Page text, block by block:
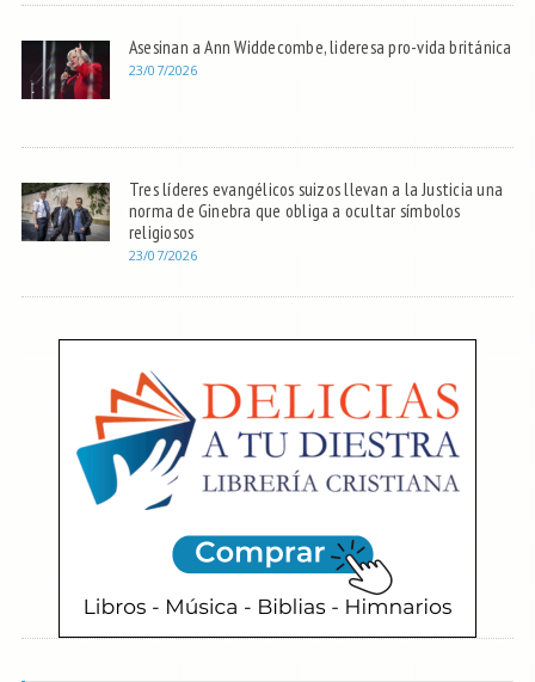
Asesinan a Ann Widdecombe, lideresa pro-vida británica
23/07/2026
Tres líderes evangélicos suizos llevan a la Justicia una
norma de Ginebra que obliga a ocultar símbolos
religiosos
23/07/2026